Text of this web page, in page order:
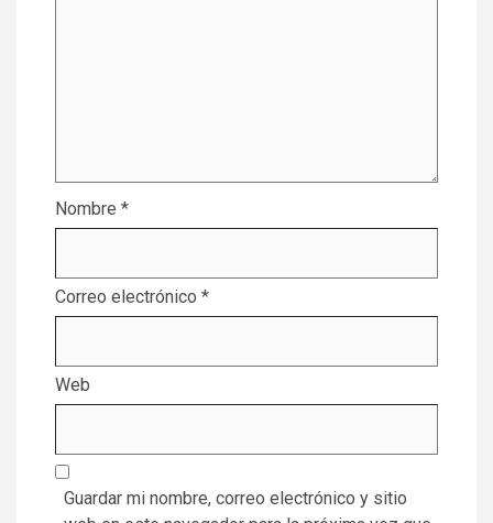
Nombre *
Correo electrónico *
Web
Guardar mi nombre, correo electrónico y sitio